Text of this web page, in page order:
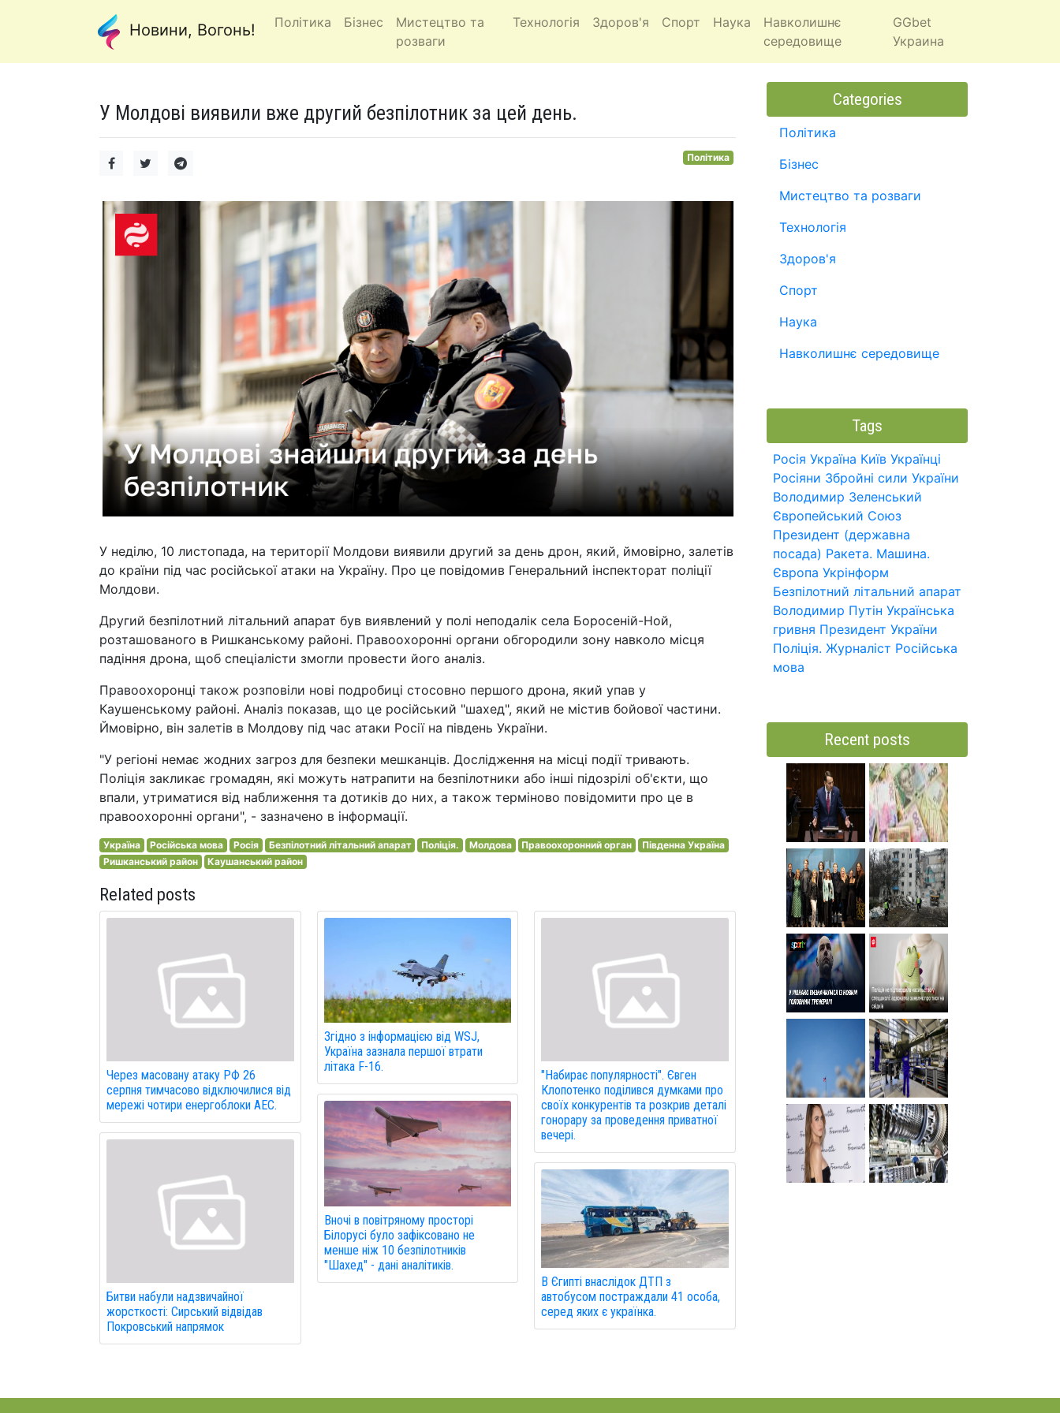
Новини, Вогонь! Політика Бізнес
Мистецтво та
розваги
Технологія Здоров'я Спорт Наука
Навколишнє
середовище
GGbet
Украина
У Молдові виявили вже другий безпілотник за цей день.
Політика
У неділю, 10 листопада, на території Молдови виявили другий за день дрон, який, ймовірно, залетів
до країни під час російської атаки на Україну. Про це повідомив Генеральний інспекторат поліції
Молдови.
Другий безпілотний літальний апарат був виявлений у полі неподалік села Боросеній-Ной,
розташованого в Ришканському районі. Правоохоронні органи обгородили зону навколо місця
падіння дрона, щоб спеціалісти змогли провести його аналіз.
Правоохоронці також розповіли нові подробиці стосовно першого дрона, який упав у
Каушенському районі. Аналіз показав, що це російський "шахед", який не містив бойової частини.
Ймовірно, він залетів в Молдову під час атаки Росії на південь України.
"У регіоні немає жодних загроз для безпеки мешканців. Дослідження на місці події тривають.
Поліція закликає громадян, які можуть натрапити на безпілотники або інші підозрілі об'єкти, що
впали, утриматися від наближення та дотиків до них, а також терміново повідомити про це в
правоохоронні органи", - зазначено в інформації.
Україна Російська мова Росія Безпілотний літальний апарат Поліція. Молдова Правоохоронний орган
Південна Україна
Ришканський район
Каушанський район
Related posts
Через масовану атаку РФ 26
серпня тимчасово відключилися від
мережі чотири енергоблоки АЕС.
Битви набули надзвичайної
жорсткості: Сирський відвідав
Покровський напрямок
Згідно з інформацією від WSJ,
Україна зазнала першої втрати
літака F-16.
Вночі в повітряному просторі
Білорусі було зафіксовано не
менше ніж 10 безпілотників
"Шахед" - дані аналітиків.
"Набирає популярності". Євген
Клопотенко поділився думками про
своїх конкурентів та розкрив деталі
гонорару за проведення приватної
вечері.
В Єгипті внаслідок ДТП з
автобусом постраждали 41 особа,
серед яких є українка.
Categories
Політика
Бізнес
Мистецтво та розваги
Технологія
Здоров'я
Спорт
Наука
Навколишнє середовище
Tags
Росія Україна Київ Українці
Росіяни Збройні сили України
Володимир Зеленський
Європейський Союз
Президент (державна
посада) Ракета. Машина.
Європа Укрінформ
Безпілотний літальний апарат
Володимир Путін Українська
гривня Президент України
Поліція. Журналіст Російська
мова
Recent posts